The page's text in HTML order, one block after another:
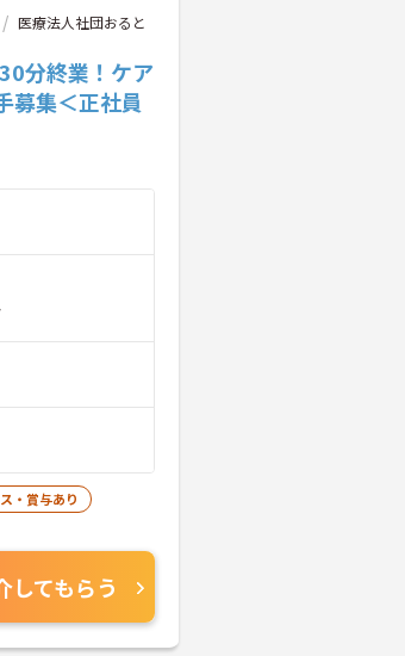
医療法人社団おると
分終業！ケア
募集＜正社員
・賞与あり
してもらう